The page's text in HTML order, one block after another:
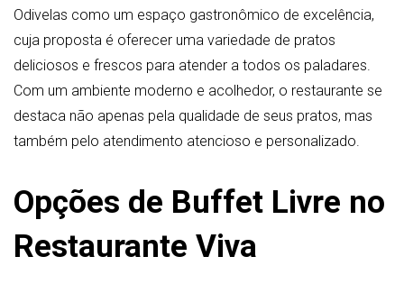
Odivelas como um espaço gastronômico de excelência,
cuja proposta é oferecer uma variedade de pratos
deliciosos e frescos para atender a todos os paladares.
Com um ambiente moderno e acolhedor, o restaurante se
destaca não apenas pela qualidade de seus pratos, mas
também pelo atendimento atencioso e personalizado.
Opções de Buffet Livre no
Restaurante Viva